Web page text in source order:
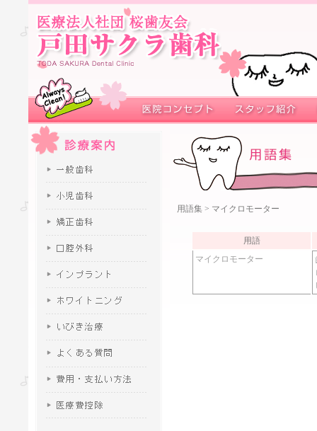
用語集 > マイクロモーター
用語
マイクロモーター